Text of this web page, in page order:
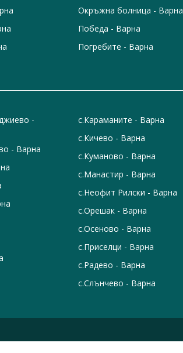
Окръжна болница - Варна
Победа - Варна
Погребите - Варна
-
- Варна
с.Караманите - Варна
с.Кичево - Варна
с.Куманово - Варна
с.Манастир - Варна
с.Неофит Рилски - Варна
с.Орешак - Варна
с.Осеново - Варна
с.Приселци - Варна
с.Радево - Варна
с.Слънчево - Варна